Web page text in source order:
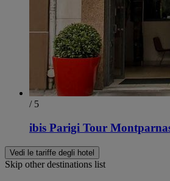
/ 5
ibis Parigi Tour
Vedi le tariffe degli hotel
Skip other destinations list